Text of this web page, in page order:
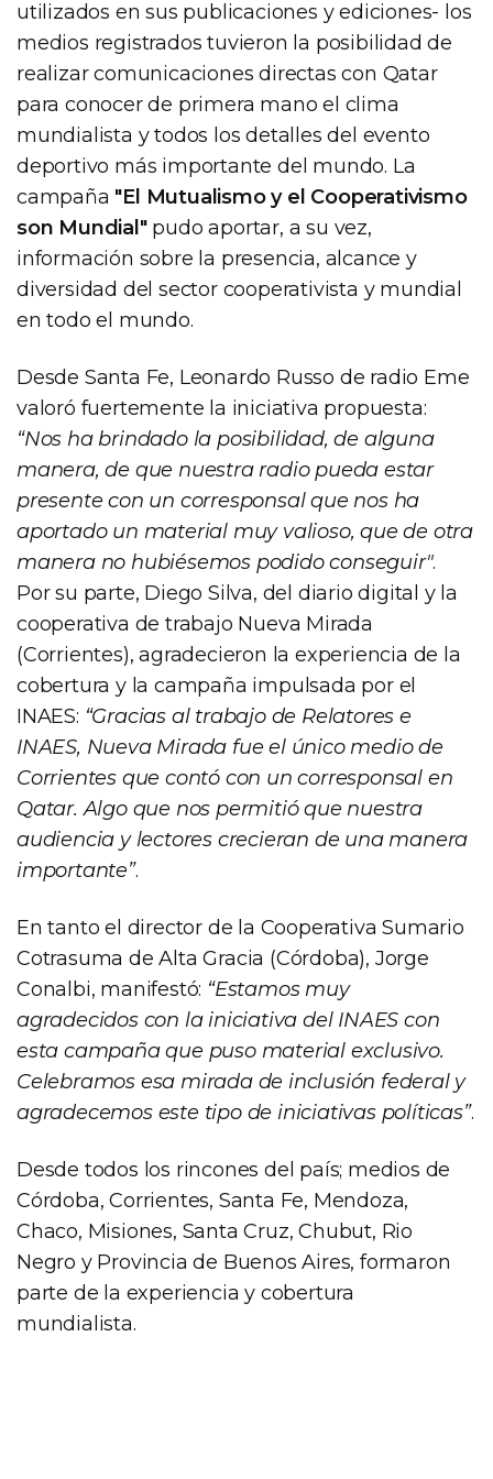
utilizados en sus publicaciones y ediciones- los
medios registrados tuvieron la posibilidad de
realizar comunicaciones directas con Qatar
para conocer de primera mano el clima
mundialista y todos los detalles del evento
deportivo más importante del mundo. La
campaña "El Mutualismo y el Cooperativismo
son Mundial"pudo aportar, a su vez,
información sobre la presencia, alcance y
diversidad del sector cooperativista y mundial
en todo el mundo.
Desde Santa Fe, Leonardo Russo de radio Eme
valoró fuertemente la iniciativa propuesta:
“Nos ha brindado la posibilidad, de alguna
manera, de que nuestra radio pueda estar
presente con un corresponsal que nos ha
aportado un material muy valioso, que de otra
manera no hubiésemos podido conseguir".
Por su parte, Diego Silva, del diario digital y la
cooperativa de trabajo Nueva Mirada
(Corrientes), agradecieron la experiencia de la
cobertura y la campaña impulsada por el
INAES: “Gracias al trabajo de Relatores e
INAES, Nueva Mirada fue el único medio de
Corrientes que contó con un corresponsal en
Qatar. Algo que nos permitió que nuestra
audiencia y lectores crecieran de una manera
importante”.
En tanto el director de la Cooperativa Sumario
Cotrasuma de Alta Gracia (Córdoba), Jorge
Conalbi, manifestó: “Estamos muy
agradecidos con la iniciativa del INAES con
esta campaña que puso material exclusivo.
Celebramos esa mirada de inclusión federal y
agradecemos este tipo de iniciativas políticas”.
Desde todos los rincones del país; medios de
Córdoba, Corrientes, Santa Fe, Mendoza,
Chaco, Misiones, Santa Cruz, Chubut, Rio
Negro y Provincia de Buenos Aires, formaron
parte de la experiencia y cobertura
mundialista.